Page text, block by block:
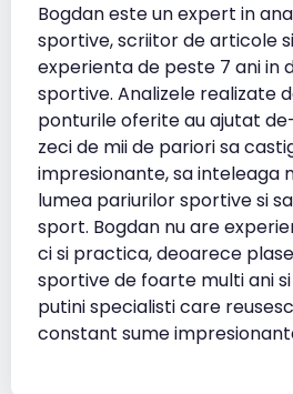
Bogdan este un expert in
sportive, scriitor de articole
experienta de peste 7 ani in
sportive. Analizele realizate
ponturile oferite au ajutat
zeci de mii de pariori sa
impresionante, sa inteleaga
lumea pariurilor sportive si
sport. Bogdan nu are
ci si practica, deoarece
sportive de foarte multi ani
putini specialisti care
constant sume